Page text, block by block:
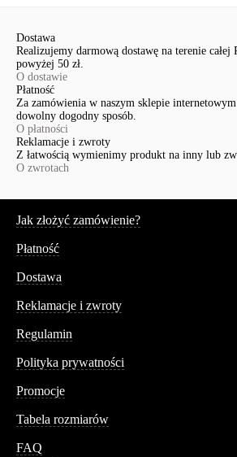
Dostawa
Realizujemy darmową dostawę na terenie całej
powyżej 50 zł.
O dostawie
Płatność
Za zamówienia w naszym sklepie internetowym
dowolny dogodny sposób.
O płatności
Reklamacje i zwroty
Z łatwością wymienimy produkt na inny lub
O zwrotach
Jak złożyć zamówienie?
Płatność
Dostawa
Reklamacje i zwroty
Regulamin
Polityka prywatności
Promocje
Tabela rozmiarów
FAQ